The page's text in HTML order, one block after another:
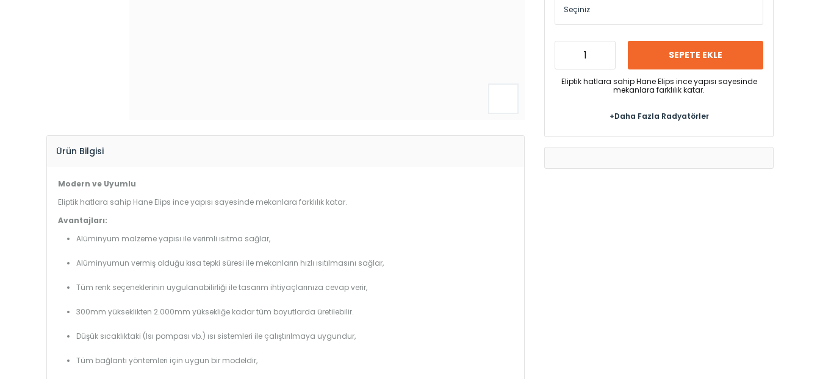
Ürün Bilgisi
Modern ve Uyumlu
Eliptik hatlara sahip Hane Elips ince yapısı sayesinde mekanlara farklılık katar.
Avantajları:
Alüminyum malzeme yapısı ile verimli ısıtma sağlar,
Alüminyumun vermiş olduğu kısa tepki süresi ile mekanların hızlı ısıtılmasını sağlar,
Tüm renk seçeneklerinin uygulanabilirliği ile tasarım ihtiyaçlarınıza cevap verir,
300mm yükseklikten 2.000mm yüksekliğe kadar tüm boyutlarda üretilebilir.
Düşük sıcaklıktaki (Isı pompası vb.) ısı sistemleri ile çalıştırılmaya uygundur,
Tüm bağlantı yöntemleri için uygun bir modeldir,
SEPETE EKLE
Eliptik hatlara sahip Hane Elips ince yapısı sayesinde
mekanlara farklılık katar.
+Daha Fazla Radyatörler